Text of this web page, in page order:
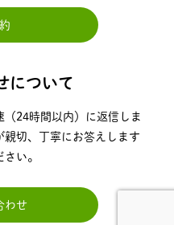
について
24時間以内）に返信しま
切、丁寧にお答えします
い。
わせ